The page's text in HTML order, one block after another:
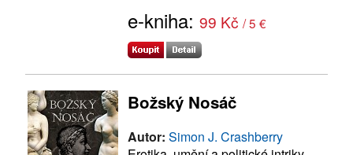
e-kniha: 99 Kč / 5 €
Božský Nosáč
Autor: Simon J. Crashberry